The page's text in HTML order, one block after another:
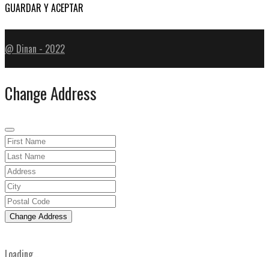
GUARDAR Y ACEPTAR
@ Dinan - 2022
Change Address
Change Address